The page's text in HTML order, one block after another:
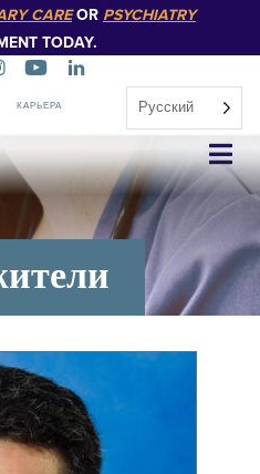
CAREOR PSYCHIATRY
TODAY.
КАРЬЕРА Русский